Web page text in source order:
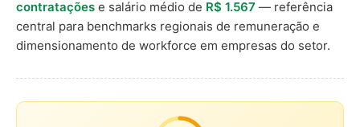
contratações e salário médio de R$ 1.567 — referência
central para benchmarks regionais de remuneração e
dimensionamento de workforce em empresas do setor.